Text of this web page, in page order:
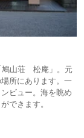
鳩山荘 松庵」。元
所にあります。一
ビュー。海を眺め
できます。